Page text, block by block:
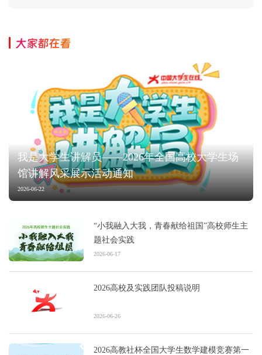
大家都在看
我是大学生讲解员——2026年全国高校大学生场
馆讲解风采展示活动通知
2026-06-22
“小我融入大我，青春献给祖国”高校师生主
题社会实践
2026-06-17
2026高校及实践团队投稿说明
2026-06-26
2026高教社杯全国大学生数学建模竞赛第一